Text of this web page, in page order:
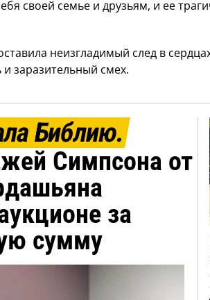
своей семье и друзьям, и ее
неизгладимый след в
заразительный смех.
Библию.
Симпсона от
за
сумму